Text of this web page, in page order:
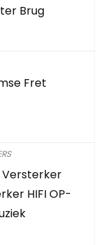
Brug
Fret
Versterker
HIFI OP-